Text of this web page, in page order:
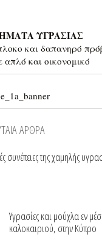
ΥΓΡΑΣΙΑΣ
και δαπανηρό
απλό και οικονομικό
ΑΡΘΡΑ
συνέπειες της χαμηλής
Υγρασίες και μούχλα εν
καλοκαιριού, στην Κύπρο